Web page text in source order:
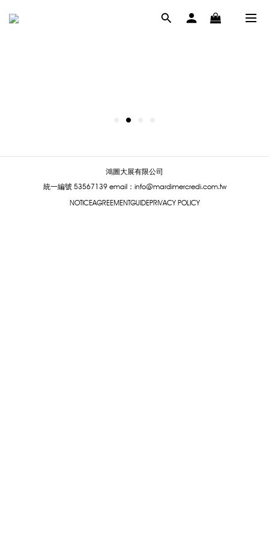
鴻圖大展有限公司
統一編號 53567139 email：info@mardimercredi.com.tw
NOTICEAGREEMENTGUIDEPRIVACY POLICY